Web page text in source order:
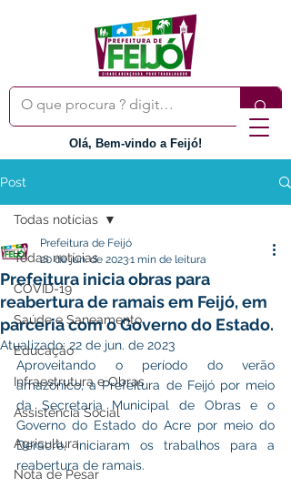
Olá, Bem-vindo a Feijó!
Post
Todas notícias
COVID-19
Saúde e Saneamento
Educação
Infraestrutura e Obras
Assistência Social
Agricultura
Nota de Pesar
Todas notícias
Prefeitura inicia obras para
reabertura de ramais em Feijó, em
parceria com o Governo do Estado.
Prefeitura de Feijó
20 de jun. de 20231 min de leitura
Atualizado: 22 de jun. de 2023
Aproveitando o período do verão
amazônico, a Prefeitura de Feijó por meio
da Secretaria Municipal de Obras e o
Governo do Estado do Acre por meio do
Deracre, iniciaram os trabalhos para a
reabertura de ramais.